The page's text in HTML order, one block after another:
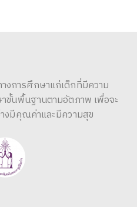
การศึกษาแก่เด็กที่มีความ
ขั้นพื้นฐานตามอัตภาพ เพื่อจะ
งมีคุณค่าและมีความสุข